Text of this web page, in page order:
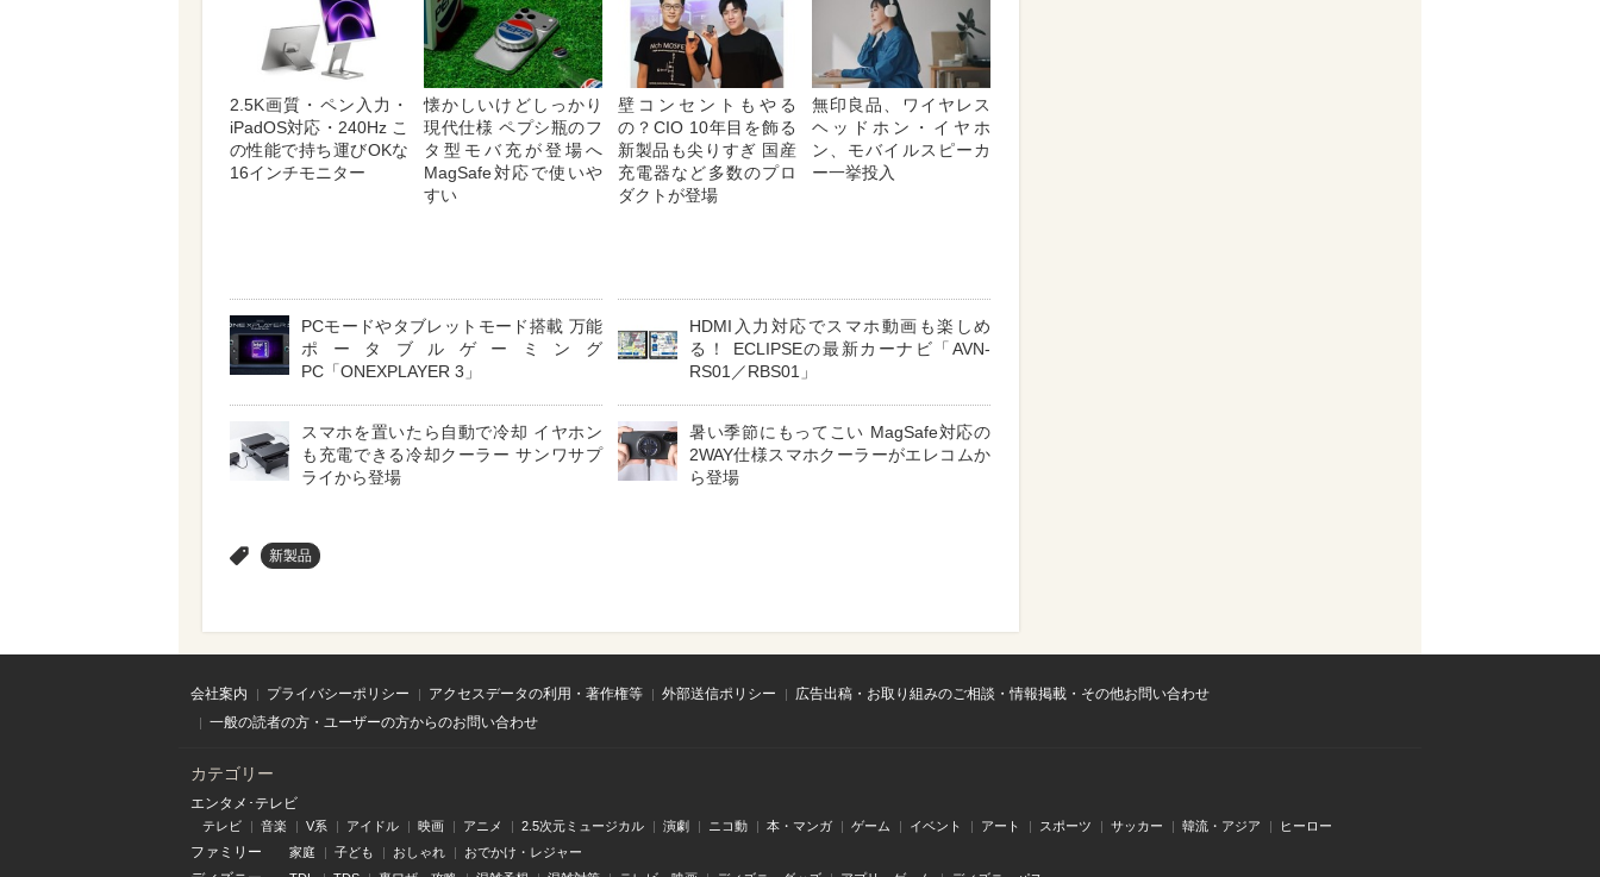
2.5K画質・ペン入力・
iPadOS対応・240Hz こ
の性能で持ち運びOKな
16インチモニター
懐かしいけどしっかり
現代仕様 ペプシ瓶のフ
タ型モバ充が登場へ
MagSafe対応で使いや
すい
壁コンセントもやる
の？CIO 10年目を飾る
新製品も尖りすぎ 国産
充電器など多数のプロ
ダクトが登場
無印良品、ワイヤレス
ヘッドホン・イヤホ
ン、モバイルスピーカ
ー一挙投入
PCモードやタブレットモード搭載 万能
ポータブルゲーミング
PC「ONEXPLAYER 3」
HDMI入力対応でスマホ動画も楽しめ
る！ ECLIPSEの最新カーナビ「AVN-
RS01／RBS01」
スマホを置いたら自動で冷却 イヤホン
も充電できる冷却クーラー サンワサプ
ライから登場
暑い季節にもってこい MagSafe対応の
2WAY仕様スマホクーラーがエレコムか
ら登場
新製品
会社案内 プライバシーポリシー アクセスデータの利用・著作権等 外部送信ポリシー
広告出稿・お取り組みのご相談・情報掲載・その他お問い合わせ
一般の読者の方・ユーザーの方からのお問い合わせ
カテゴリー
エンタメ･テレビ
テレビ 音楽 V系 アイドル 映画 アニメ 2.5次元ミュージカル 演劇 ニコ動 本・マンガ ゲーム イベント アート スポーツ サッカー 韓流・アジア ヒーロー
ファミリー 家庭 子ども おしゃれ おでかけ・レジャー